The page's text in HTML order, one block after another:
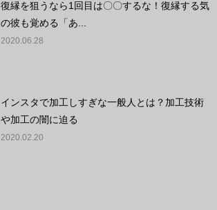
復縁を狙うなら1回目は〇〇するな！復縁する気
の彼も覚める「あ...
2020.06.28
インスタで加工しすぎな一般人とは？加工技術
や加工の闇に迫る
2020.02.20